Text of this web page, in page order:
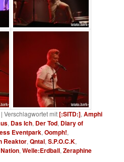
|Verschlagwortet mit[:SITD:],Amphi
, Das Ich, Der Tod, Diary of
Eventpark,Oomph!,
Reaktor,Qntal,S.P.O.C.K,
,Welle:Erdball,Zeraphine